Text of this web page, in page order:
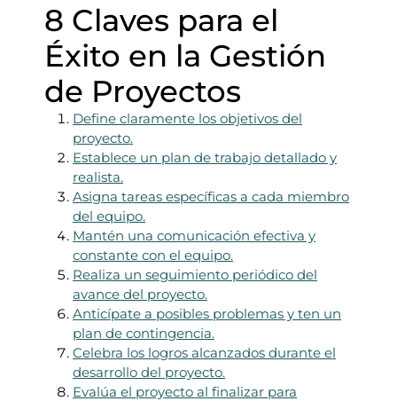
8 Claves para el
Éxito en la Gestión
de Proyectos
Define claramente los objetivos del
proyecto.
Establece un plan de trabajo detallado y
realista.
Asigna tareas específicas a cada miembro
del equipo.
Mantén una comunicación efectiva y
constante con el equipo.
Realiza un seguimiento periódico del
avance del proyecto.
Anticípate a posibles problemas y ten un
plan de contingencia.
Celebra los logros alcanzados durante el
desarrollo del proyecto.
Evalúa el proyecto al finalizar para